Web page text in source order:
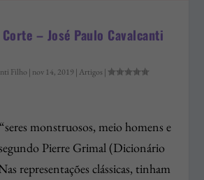
– José Paulo Cavalcanti
Filho| nov 14, 2019| Artigos |
monstruosos, meio homens e
Pierre Grimal (Dicionário
representações clássicas, tinham